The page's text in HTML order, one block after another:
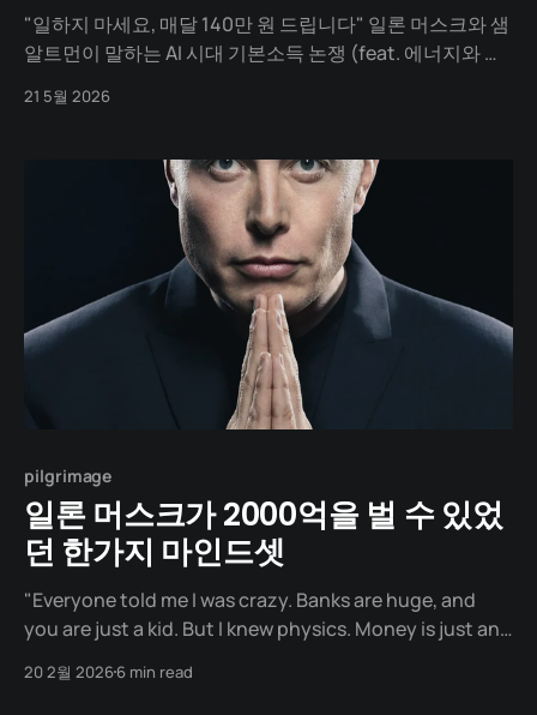
"일하지 마세요, 매달 140만 원 드립니다" 일론 머스크와 샘
알트먼이 말하는 AI 시대 기본소득 논쟁 (feat. 에너지와 부
21 5월 2026
pilgrimage
일론 머스크가 2000억을 벌 수 있었
던 한가지 마인드셋
"Everyone told me I was crazy. Banks are huge, and
you are just a kid. But I knew physics. Money is just an
니다. 고집불통에 타협을 모르는 인간이라고요. 하지만 제
20 2월 20266 min read